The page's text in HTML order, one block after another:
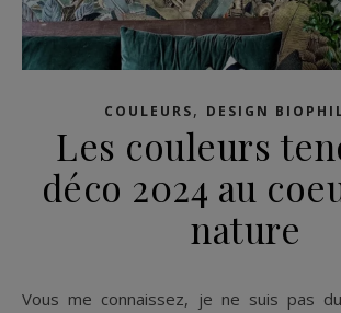
COULEURS, DESIGN
Les couleurs
déco 2024 au
nature
Vous me connaissez, je ne suis pas du genre à suivre